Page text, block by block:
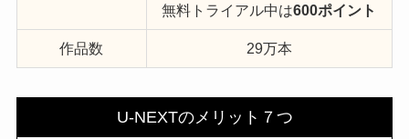
無料トライアル中は600ポイント
作品数 29万本
U-NEXTのメリット７つ